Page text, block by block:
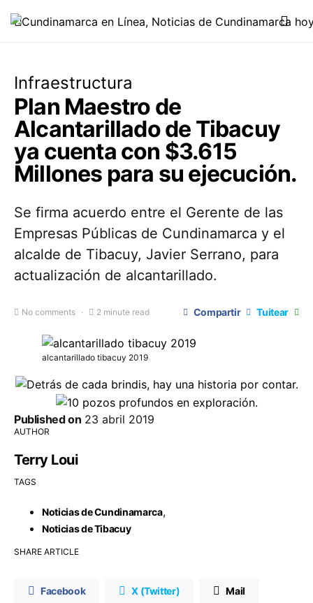
Infraestructura
Plan Maestro de
Alcantarillado de Tibacuy
ya cuenta con $3.615
Millones para su ejecución.
Se firma acuerdo entre el Gerente de las
Empresas Públicas de Cundinamarca y el
alcalde de Tibacuy, Javier Serrano, para
actualización de alcantarillado.
No comments 2 minute read Compartir Tuitear
alcantarillado tibacuy 2019
Published on 23 abril 2019
AUTHOR
Terry Loui
TAGS
Noticias de Cundinamarca,
Noticias de Tibacuy
SHARE ARTICLE
Facebook X (Twitter) Mail